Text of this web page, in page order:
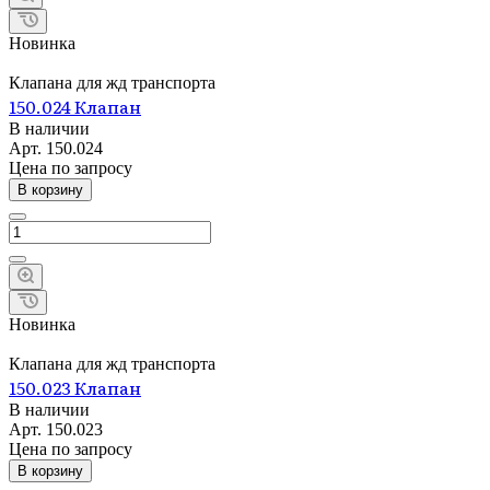
Новинка
Клапана для жд транспорта
150.024 Клапан
В наличии
Арт. 150.024
Цена по запросу
В корзину
Новинка
Клапана для жд транспорта
150.023 Клапан
В наличии
Арт. 150.023
Цена по запросу
В корзину